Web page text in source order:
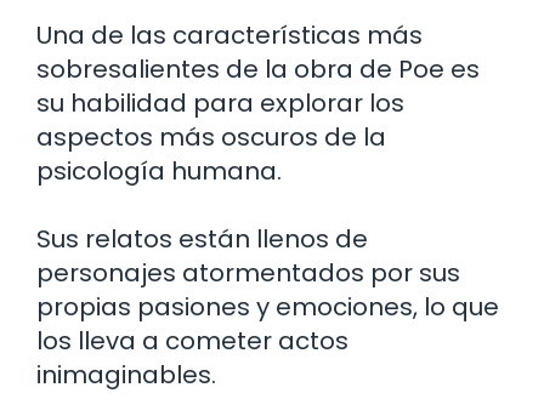
Una de las características más
sobresalientes de la obra de Poe es
su habilidad para explorar los
aspectos más oscuros de la
psicología humana.
Sus relatos están llenos de
personajes atormentados por sus
propias pasiones y emociones, lo que
los lleva a cometer actos
inimaginables.